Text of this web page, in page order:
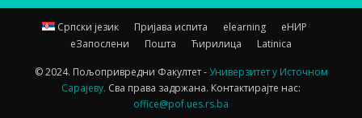
Српски језик Пријава испита elearning
еНИР
еЗапослени
Пошта Ћирилица Latinica
© 2024. Пољопривредни Факултет -Универзитет у Источном
Сарајеву. Сва права задржана. Контактирајте нас:
office@pof.ues.rs.ba